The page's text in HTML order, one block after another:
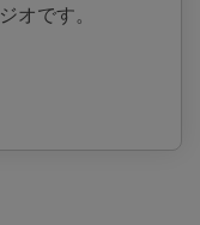
オです。